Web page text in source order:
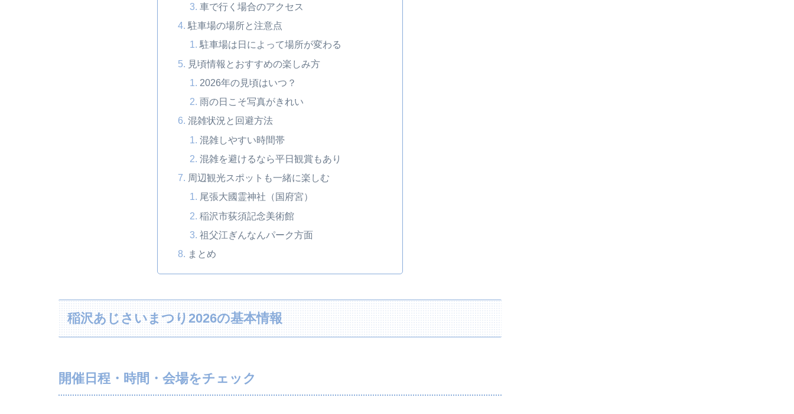
車で行く場合のアクセス
駐車場の場所と注意点
駐車場は日によって場所が変わる
見頃情報とおすすめの楽しみ方
2026年の見頃はいつ？
雨の日こそ写真がきれい
混雑状況と回避方法
混雑しやすい時間帯
混雑を避けるなら平日観賞もあり
周辺観光スポットも一緒に楽しむ
尾張大國霊神社（国府宮）
稲沢市荻須記念美術館
祖父江ぎんなんパーク方面
まとめ
稲沢あじさいまつり2026の基本情報
開催日程・時間・会場をチェック